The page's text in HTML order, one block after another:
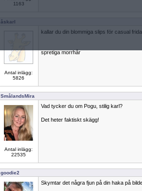
1163
åskarl
Antal inlägg:
5826
kallar du din blommiga slips för casual
spretiga morrhår
SmålandsMira
Antal inlägg:
22535
Vad tycker du om Pogu, stilig karl?
Det heter faktiskt skägg!
goodie2
Skymtar det några fjun på din haka på